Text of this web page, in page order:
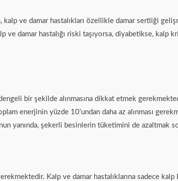
ve damar hastalıkları özellikle damar sertliği
ve damar hastalığı riski taşıyorsa, diyabetikse,
dengeli bir şekilde alınmasına dikkat etmek
enerjinin yüzde 10’undan daha az alınması
yanında, şekerli besinlerin tüketimini de azaltmak
Kalp ve damar hastalıklarına sadece